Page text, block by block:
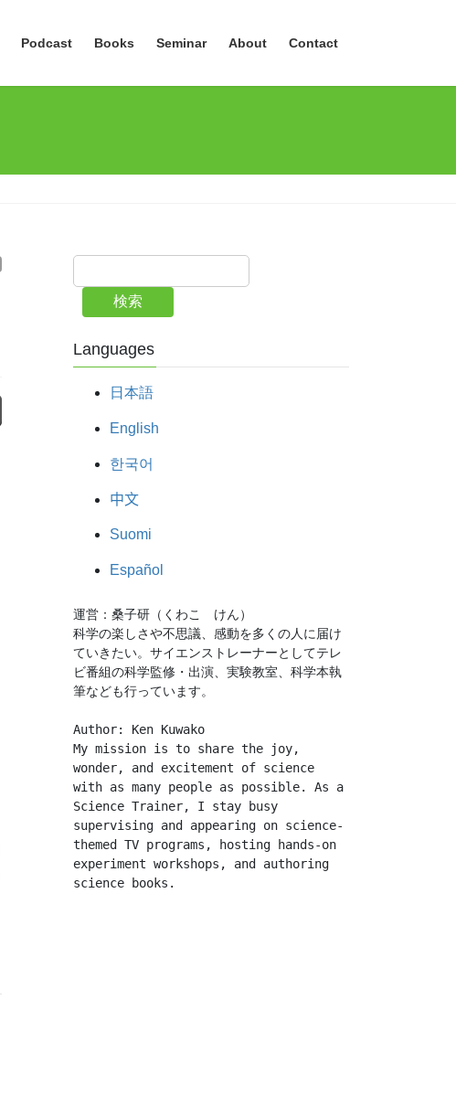
Podcast Books Seminar About Contact
検索
Languages
日本語
English
한국어
中文
Suomi
Español
運営：桑子研（くわこ　けん）
科学の楽しさや不思議、感動を多くの人に届け
ていきたい。サイエンストレーナーとしてテレ
ビ番組の科学監修・出演、実験教室、科学本執
筆なども行っています。
Author: Ken Kuwako
My mission is to share the joy,
wonder, and excitement of science
with as many people as possible. As a
Science Trainer, I stay busy
supervising and appearing on science-
themed TV programs, hosting hands-on
experiment workshops, and authoring
science books.